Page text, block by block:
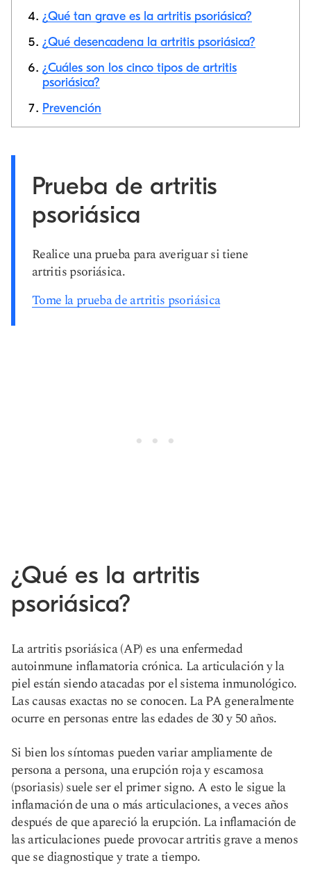
¿Qué tan grave es la artritis psoriásica?
¿Qué desencadena la artritis psoriásica?
¿Cuáles son los cinco tipos de artritis
psoriásica?
Prevención
Prueba de artritis
psoriásica
Realice una prueba para averiguar si tiene
artritis psoriásica.
Tome la prueba de artritis psoriásica
¿Qué es la artritis
psoriásica?
La artritis psoriásica (AP) es una enfermedad
autoinmune inflamatoria crónica. La articulación y la
piel están siendo atacadas por el sistema inmunológico.
Las causas exactas no se conocen. La PA generalmente
ocurre en personas entre las edades de 30 y 50 años.
Si bien los síntomas pueden variar ampliamente de
persona a persona, una erupción roja y escamosa
(psoriasis) suele ser el primer signo. A esto le sigue la
inflamación de una o más articulaciones, a veces años
después de que apareció la erupción. La inflamación de
las articulaciones puede provocar artritis grave a menos
que se diagnostique y trate a tiempo.